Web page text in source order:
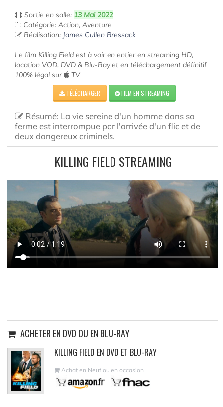
Sortie en salle: 13 Mai 2022
Catégorie: Action, Aventure
Réalisation: James Cullen Bressack
Le film Killing Field est à voir en entier en streaming HD,
location VOD, DVD & Blu-Ray et en téléchargement définitif
100% légal sur
TV
TÉLÉCHARGER FILM EN STREAMING
Résumé: La vie sereine d'un homme dans sa
ferme est interrompue par l'arrivée d'un flic et de
deux dangereux criminels.
KILLING FIELD STREAMING
ACHETER EN DVD OU EN BLU-RAY
KILLING FIELD EN DVD ET BLU-RAY
Achat en Neuf ou en occasion